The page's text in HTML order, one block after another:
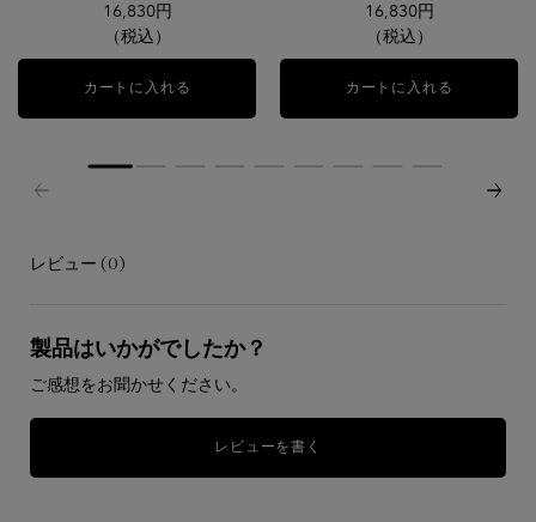
16,830円
（税込）
カートに入れる オフ ナウ オー ドゥ トワレ
16,830円
（税込）
カートに入れる
レビューレビュー (0)
製品はいかがでしたか？
ご感想をお聞かせください。
レビューを書く